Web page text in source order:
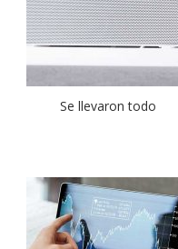
Se llevaron todo